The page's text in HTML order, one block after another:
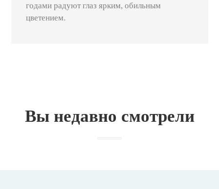
годами радуют глаз ярким, обильным
цветением.
Вы недавно смотрели